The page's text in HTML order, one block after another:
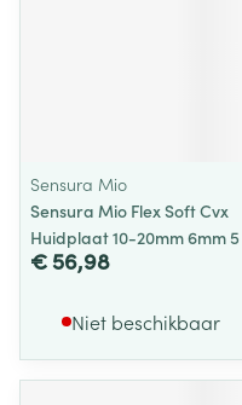
Sensura Mio
Sensura Mio Flex Soft Cvx
Huidplaat 10-20mm 6mm 5
€ 56,98
Niet beschikbaar